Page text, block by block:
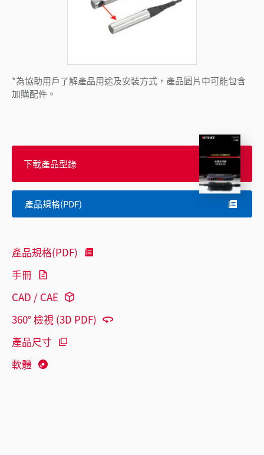
*為協助用戶了解產品用途及安裝方式，產品圖片中可能包含
加購配件。
下載產品型錄
產品規格(PDF)
產品規格(PDF)
手冊
CAD / CAE
360° 檢視 (3D PDF)
產品尺寸
軟體